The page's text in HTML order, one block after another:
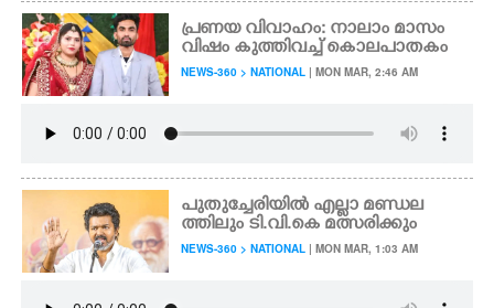
പ്രണയ വിവാഹം: നാലാം മാസം
വിഷം കുത്തിവച്ച് കൊലപാതകം
NEWS-360 > NATIONAL | MON MAR, 2:46 AM
പുതുച്ചേരിയിൽ എല്ലാ മണ്ഡല
ത്തിലും ടി.വി.കെ മത്സരിക്കും
NEWS-360 > NATIONAL | MON MAR, 1:03 AM